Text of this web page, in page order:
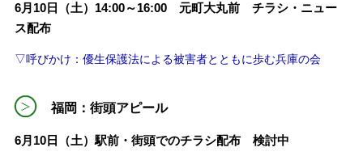
6月10日（土）14:00～16:00 元町大丸前 チラシ・ニュー
ス配布
▽呼びかけ：優生保護法による被害者とともに歩む兵庫の会
福岡：街頭アピール
6月10日（土）駅前・街頭でのチラシ配布 検討中